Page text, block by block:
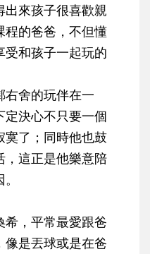
出來孩子很喜歡親
程的爸爸，不但懂
受和孩子一起玩的
右舍的玩伴在一
定決心不只要一個
寞了；同時他也鼓
，這正是他樂意陪
希，平常最愛跟爸
像是丟球或是在爸